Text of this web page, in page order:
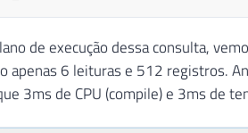
de execução dessa consulta,
apenas 6 leituras e 512 registros.
3ms de CPU (compile) e 3ms de